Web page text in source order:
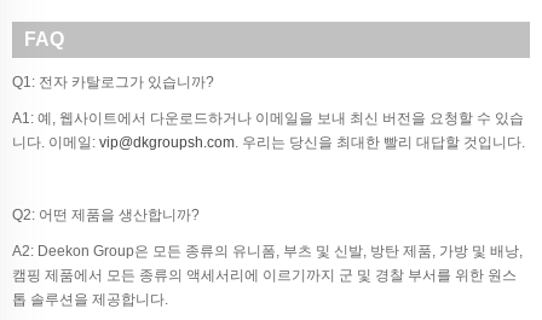
FAQ
Q1: 전자 카탈로그가 있습니까?
A1: 예, 웹사이트에서 다운로드하거나 이메일을 보내 최신 버전을 요청할 수 있습
니다. 이메일: vip@dkgroupsh.com . 우리는 당신을 최대한 빨리 대답할 것입니다.
Q2: 어떤 제품을 생산합니까?
A2: Deekon Group은 모든 종류의 유니폼, 부츠 및 신발, 방탄 제품, 가방 및 배낭,
캠핑 제품에서 모든 종류의 액세서리에 이르기까지 군 및 경찰 부서를 위한 원스
톱 솔루션을 제공합니다.